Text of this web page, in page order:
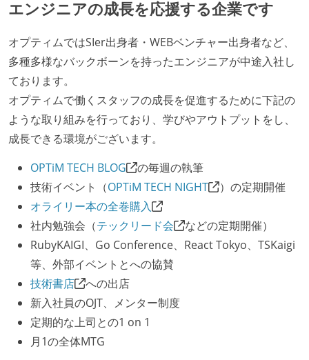
社外から登壇を依頼・指名を受けるようなエンジニア
エンジニアが自発的に外部のイベントやカンファレン
スに登壇している
最新技術を追いかけるための社内勉強会が定期開催さ
れ、参加者が自主的に参加している
Slack等で、最新技術の良し悪しをメンバーがよく会話
している
開発メンバーの裁量
OS やエディタ、IDE といった個人の環境は、各自の責
任で好きなものを使うことができる
企画を決定する場に、実装を担当する開発メンバーが
参加している
全体のスケジュール管理は、途中の成果を随時確認し
ながら、納期または盛り込む機能を柔軟に調整する形
で行う
プロダクトの開発言語やフレームワークなど主要な構
成技術は、基本的に最新版より1年以上ビハインドし
エンジニアの成長を応援する企業です
オプティムではSIer出身者・WEBベンチャー出身者など、
多種多様なバックボーンを持ったエンジニアが中途入社し
ております。
オプティムで働くスタッフの成長を促進するために下記の
ような取り組みを行っており、学びやアウトプットをし、
成長できる環境がございます。
OPTiM TECH BLOG
の毎週の執筆
技術イベント（OPTiM TECH NIGHT
）の定期開催
オライリー本の全巻購入
社内勉強会（テックリード会
などの定期開催）
RubyKAIGI、Go Conference、React Tokyo、TSKaigi
等、外部イベントとへの協賛
技術書店
への出店
新入社員のOJT、メンター制度
定期的な上司との1 on 1
月1の全体MTG